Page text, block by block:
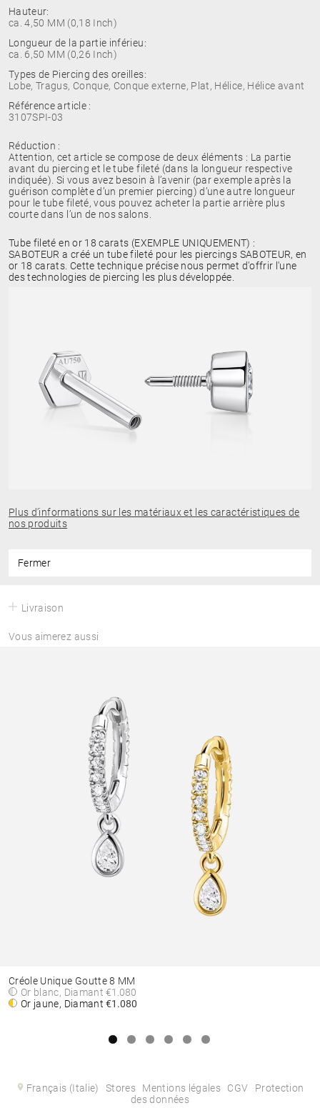
Hauteur:
ca. 4,50 MM (0,18 Inch)
Longueur de la partie inférieu:
ca. 6,50 MM (0,26 Inch)
Types de Piercing des oreilles:
Lobe, Tragus, Conque, Conque externe, Plat, Hélice, Hélice avant
Référence article :
3107SPI-03
Réduction :
Attention, cet article se compose de deux éléments : La partie
avant du piercing et le tube fileté (dans la longueur respective
indiquée). Si vous avez besoin à l’avenir (par exemple après la
guérison complète d’un premier piercing) d’une autre longueur
pour le tube fileté, vous pouvez acheter la partie arrière plus
courte dans l’un de nos salons.
Tube fileté en or 18 carats (EXEMPLE UNIQUEMENT) :
SABOTEUR a créé un tube fileté pour les piercings SABOTEUR, en
or 18 carats. Cette technique précise nous permet d'offrir l'une
des technologies de piercing les plus développée.
Plus d’informations sur les matériaux et les caractéristiques de
nos produits
Fermer
Livraison
Vous aimerez aussi
Créole Unique Goutte 8 MM
Or blanc, Diamant€1.080
Or jaune, Diamant€1.080
Français (Italie) Stores Mentions légales CGV
Protection
des données